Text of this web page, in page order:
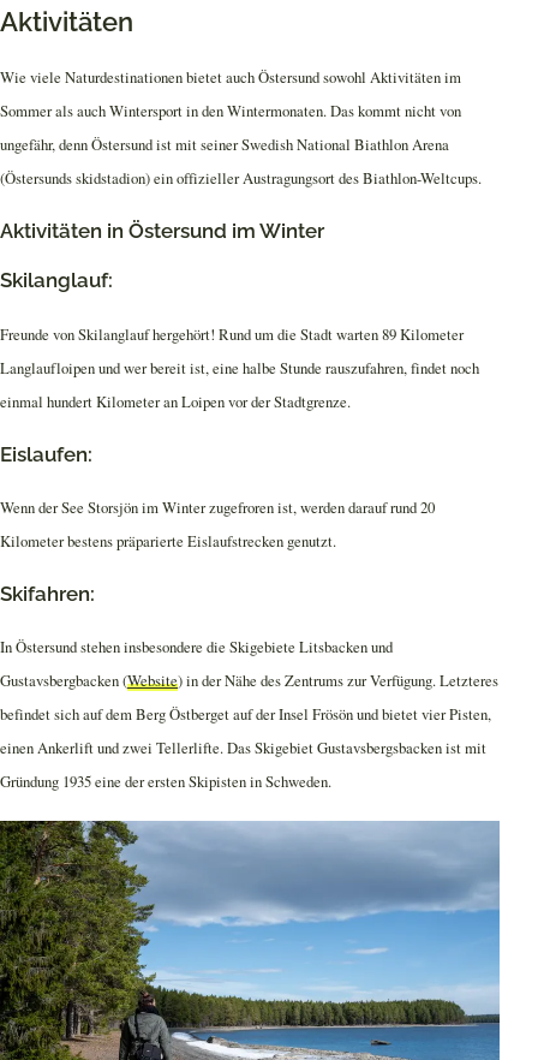
Aktivitäten
Wie viele Naturdestinationen bietet auch Östersund sowohl Aktivitäten im
Sommer als auch Wintersport in den Wintermonaten. Das kommt nicht von
ungefähr, denn Östersund ist mit seiner Swedish National Biathlon Arena
(Östersunds skidstadion) ein offizieller Austragungsort des Biathlon-Weltcups.
Aktivitäten in Östersund im Winter
Skilanglauf:
Freunde von Skilanglauf hergehört! Rund um die Stadt warten 89 Kilometer
Langlaufloipen und wer bereit ist, eine halbe Stunde rauszufahren, findet noch
einmal hundert Kilometer an Loipen vor der Stadtgrenze.
Eislaufen:
Wenn der See Storsjön im Winter zugefroren ist, werden darauf rund 20
Kilometer bestens präparierte Eislaufstrecken genutzt.
Skifahren:
In Östersund stehen insbesondere die Skigebiete Litsbacken und
Gustavsbergbacken (Website) in der Nähe des Zentrums zur Verfügung. Letzteres
befindet sich auf dem Berg Östberget auf der Insel Frösön und bietet vier Pisten,
einen Ankerlift und zwei Tellerlifte. Das Skigebiet Gustavsbergsbacken ist mit
Gründung 1935 eine der ersten Skipisten in Schweden.